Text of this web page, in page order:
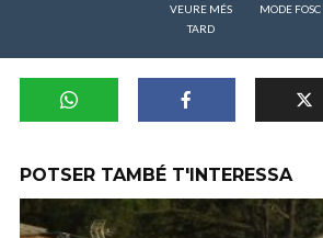
VEURE MÉS
TARD
MODE FOSC
POTSER TAMBÉ T'INTERESSA